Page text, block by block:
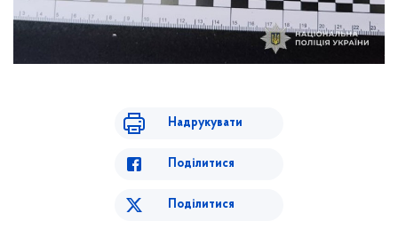
Надрукувати
Поділитися
Поділитися